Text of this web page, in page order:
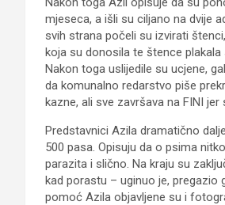
mjeseca, a išli su ciljano na dvije
svih strana počeli su izvirati
koja su donosila te štence
Nakon toga uslijedile su ucjene,
da komunalno redarstvo piše
kazne, ali sve završava na FINI
Predstavnici Azila dramatično
500 pasa. Opisuju da o psima
parazita i slično. Na kraju su
kad porastu – uginuo je, pregazio
pomoć Azila objavljene su i